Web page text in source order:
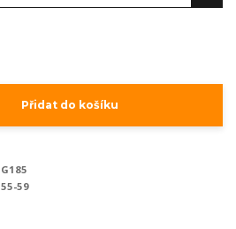
Přidat do košíku
G185
55-59